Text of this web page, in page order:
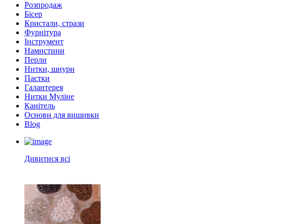
Розпродаж
Бісер
Кристали, стрази
Фурнітура
Інструмент
Намистини
Перли
Нитки, шнури
Паєтки
Галантерея
Нитки Муліне
Канітель
Основи для вишивки
Blog
Дивитися всі